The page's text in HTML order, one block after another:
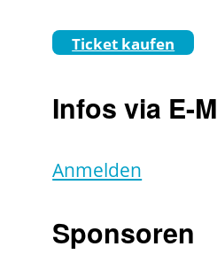
Ticket kaufen
Infos via E-
Anmelden
Sponsoren